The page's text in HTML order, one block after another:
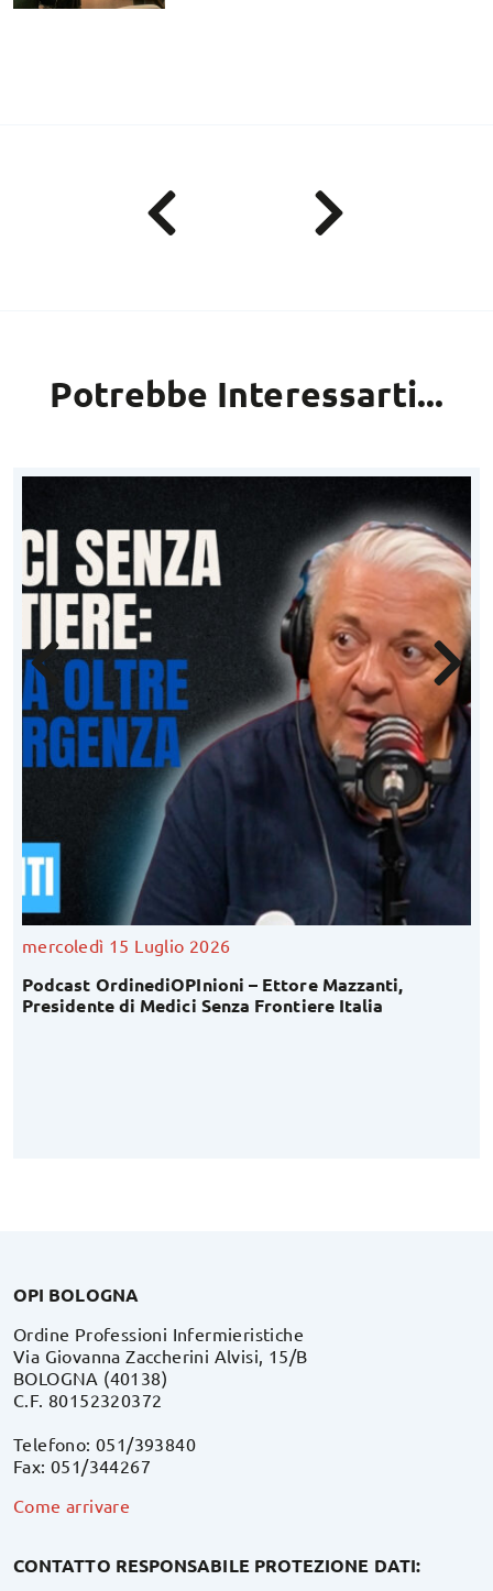
Potrebbe Interessarti...
mercoledì 15 Luglio 2026
Podcast OrdinediOPInioni – Ettore Mazzanti,
Presidente di Medici Senza Frontiere Italia
OPI BOLOGNA
Ordine Professioni Infermieristiche
Via Giovanna Zaccherini Alvisi, 15/B
BOLOGNA (40138)
C.F. 80152320372
Telefono: 051/393840
Fax: 051/344267
Come arrivare
CONTATTO RESPONSABILE PROTEZIONE DATI: